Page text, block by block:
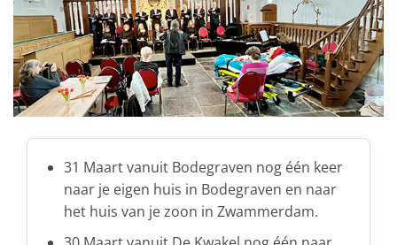
31 Maart vanuit Bodegraven nog één keer
naar je eigen huis in Bodegraven en naar
het huis van je zoon in Zwammerdam.